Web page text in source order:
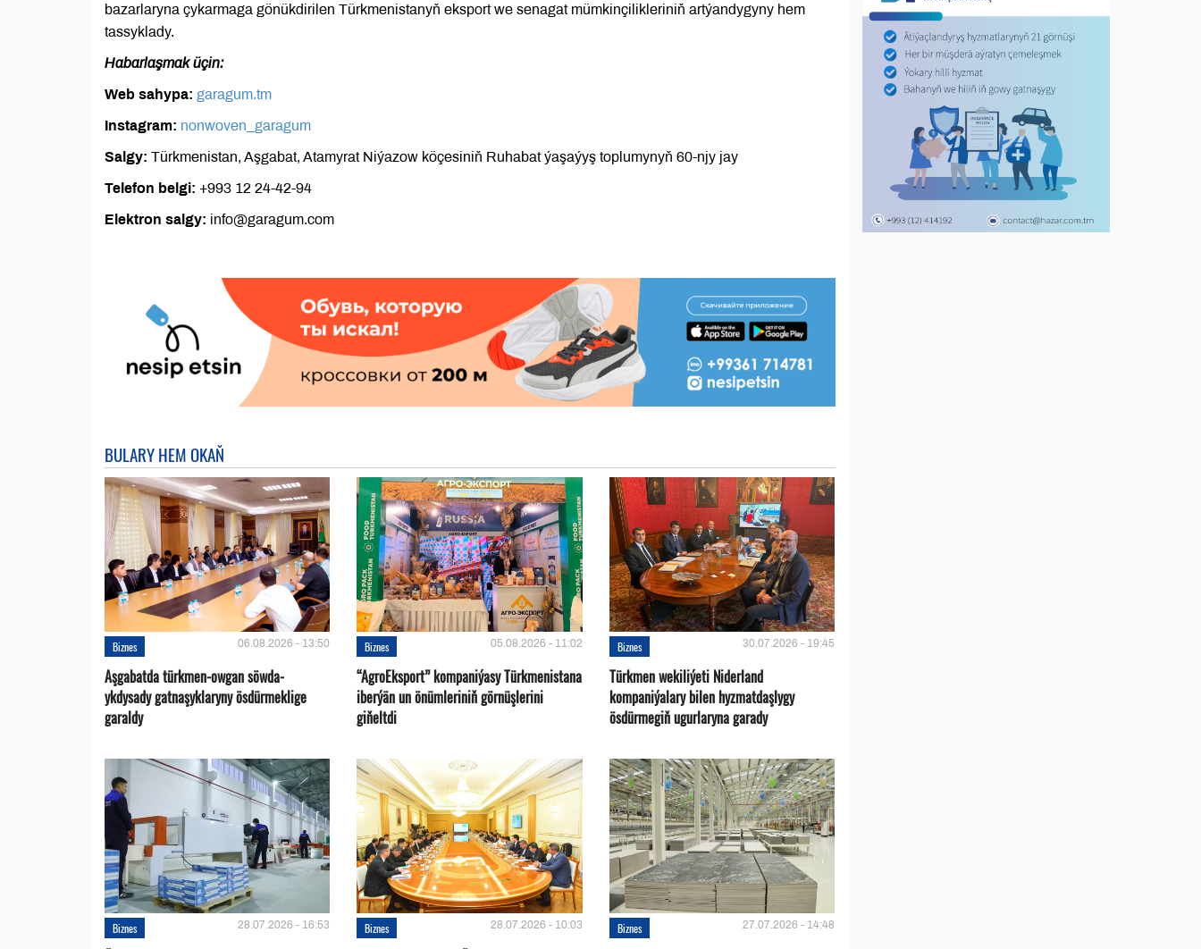
bazarlaryna çykarmaga gönükdirilen Türkmenistanyň eksport we senagat mümkinçilikleriniň artýandygyny hem
tassyklady.
Habarlaşmak üçin:
Web sahypa: garagum.tm
Instagram: nonwoven_garagum
Salgy: Türkmenistan, Aşgabat, Atamyrat Niýazow köçesiniň Ruhabat ýaşaýyş toplumynyň 60-njy jay
Telefon belgi: +993 12 24-42-94
Elektron salgy: info@garagum.com
BULARY HEM OKAŇ
Biznes 06.08.2026 - 13:50
Aşgabatda türkmen-owgan söwda-
ykdysady gatnaşyklaryny ösdürmeklige
garaldy
Biznes 05.08.2026 - 11:02
“AgroEksport” kompaniýasy Türkmenistana
iberýän un önümleriniň görnüşlerini
giňeltdi
Biznes 30.07.2026 - 19:45
Türkmen wekiliýeti Niderland
kompaniýalary bilen hyzmatdaşlygy
ösdürmegiň ugurlaryna garady
Biznes 28.07.2026 - 16:53 Biznes 28.07.2026 - 10:03 Biznes 27.07.2026 - 14:48